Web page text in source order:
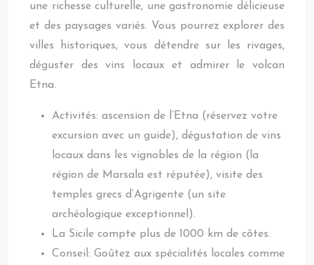
une richesse culturelle, une gastronomie délicieuse
et des paysages variés. Vous pourrez explorer des
villes historiques, vous détendre sur les rivages,
déguster des vins locaux et admirer le volcan
Etna.
Activités: ascension de l’Etna (réservez votre
excursion avec un guide), dégustation de vins
locaux dans les vignobles de la région (la
région de Marsala est réputée), visite des
temples grecs d’Agrigente (un site
archéologique exceptionnel).
La Sicile compte plus de 1000 km de côtes.
Conseil: Goûtez aux spécialités locales comme